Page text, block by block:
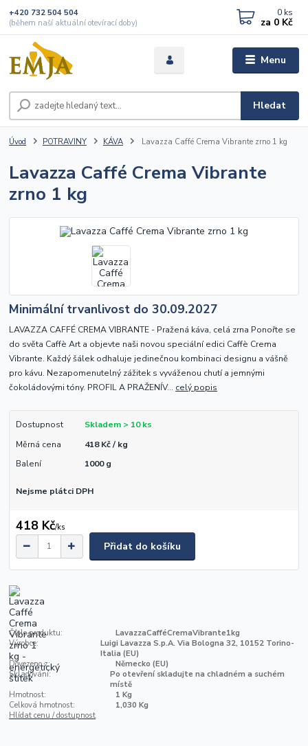
Menu
Hledat
+420 732 504 504
(během naší aktuální otevírací doby)
0 ks
za 0 Kč
Úvod POTRAVINY KÁVA Lavazza Caffé Crema Vibrante zrno 1 kg
Lavazza Caffé Crema Vibrante
zrno 1 kg
Minimální trvanlivost do 30.09.2027
LAVAZZA CAFFÉ CREMA VIBRANTE - Pražená káva, celá zrna Ponořte se
do světa Caffè Art a objevte naši novou speciální edici Caffè Crema
Vibrante. Každý šálek odhaluje jedinečnou kombinaci designu a vášně
pro kávu. Nezapomenutelný zážitek s vyváženou chutí a jemnými
čokoládovými tóny. PROFIL A PRAŽENÍV... celý popis
Dostupnost
Skladem > 10 ks
Měrná cena
418 Kč / kg
Balení
1000 g
Nejsme plátci DPH
418 Kč/ks
Přidat do košíku
Číslo produktu:
LavazzaCafféCremaVibrante1kg
Výrobce:
Luigi Lavazza S.p.A. Via Bologna 32, 10152 Torino-
Italia (EU)
Dovezeno z:
Německo (EU)
Skladování:
Po otevření skladujte na chladném a suchém
místě
Hmotnost:
1 Kg
Celková hmotnost:
1,030 Kg
Hlídat cenu / dostupnost